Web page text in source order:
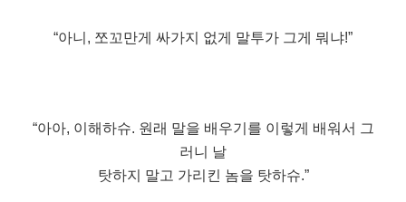
“아니, 쪼꼬만게 싸가지 없게 말투가 그게 뭐냐!”
“아아, 이해하슈. 원래 말을 배우기를 이렇게 배워서 그
러니 날
탓하지 말고 가리킨 놈을 탓하슈.”